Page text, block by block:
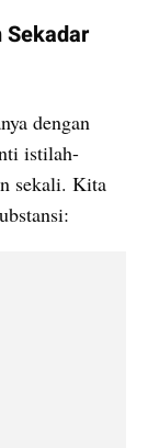
Sekadar
dengan
istilah-
sekali. Kita